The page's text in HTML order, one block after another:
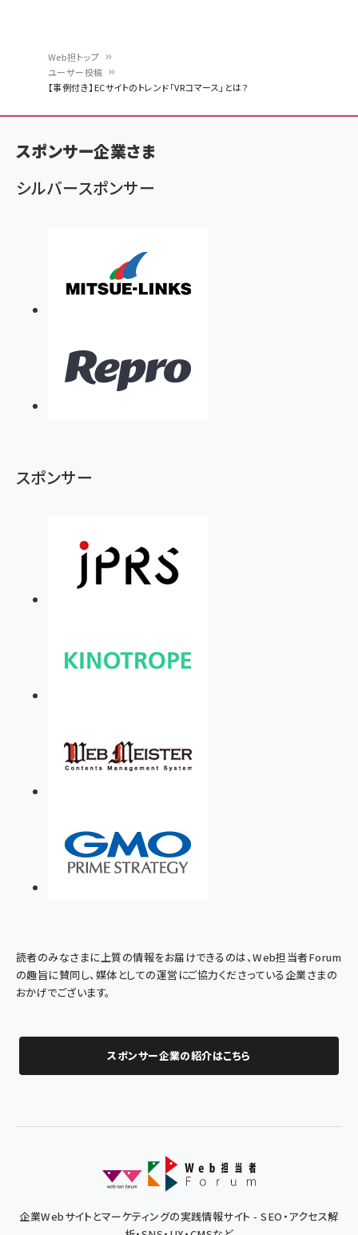
ン
く
ず
Web担トップ
ユーザー投稿
【事例付き】ECサイトのトレンド「VRコマース」とは？
スポンサー企業さま
シルバースポンサー
スポンサー
読者のみなさまに上質の情報をお届けできるのは、Web担当者Forum
の趣旨に賛同し、媒体としての運営にご協力くださっている企業さまの
おかげでございます。
スポンサー企業の紹介はこちら
企業Webサイトとマーケティングの実践情報サイト - SEO・アクセス解